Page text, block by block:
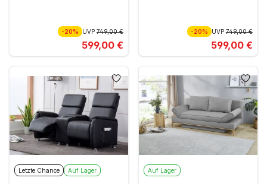
-20% UVP 749,00 €
599,00 €
-20% UVP749,00 €
599,00 €
Letzte Chance Auf Lager Auf Lager